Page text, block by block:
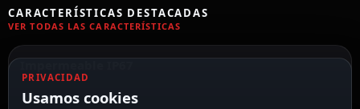
CARACTERÍSTICAS DESTACADAS
VER TODAS LAS CARACTERÍSTICAS
PRIVACIDAD
Usamos cookies